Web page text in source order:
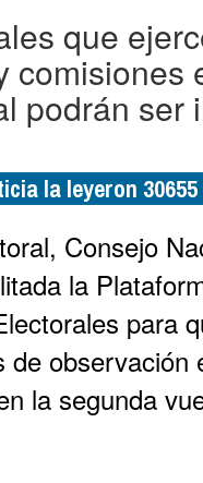
que
comisiones
podrán ser
la leyeron
Consejo
la
para
observación
la segunda